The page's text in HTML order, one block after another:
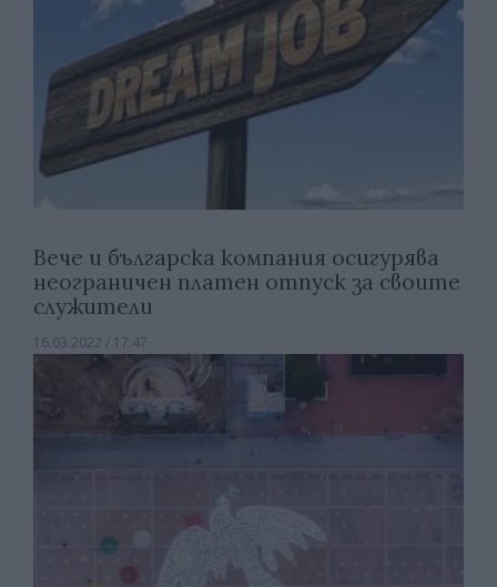
Вече и българска компания осигурява
неограничен платен отпуск за своите
служители
16.03.2022 / 17:47